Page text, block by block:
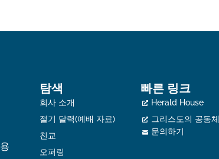
탐색
회사 소개
절기 달력(예배 자료)
친교
오퍼링
빠른 링크
Herald House
그리스도의 공동체
문의하기